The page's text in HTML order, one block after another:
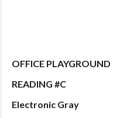
OFFICE PLAYGROUND
READING #C
Electronic Gray